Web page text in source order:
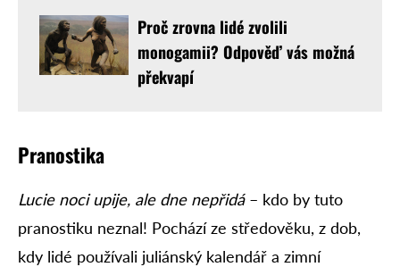
Proč zrovna lidé zvolili
monogamii? Odpověď vás možná
překvapí
Pranostika
Lucie noci upije, ale dne nepřidá– kdo by tuto
pranostiku neznal! Pochází ze středověku, z dob,
kdy lidé používali juliánský kalendář a zimní